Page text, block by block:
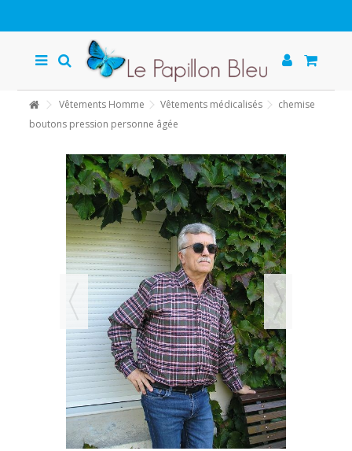
Vêtements Homme Vêtements médicalisés
chemise
boutons pression personne âgée